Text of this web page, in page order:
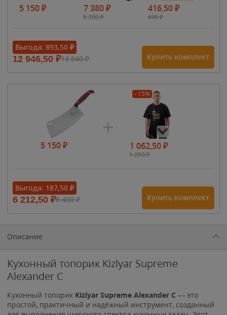
5 150₽ 7 380₽
8 200₽
416,50₽
490₽
Выгода: 893,50 ₽
12 946,50 ₽13 840₽ Купить комплект
5 150₽
- 15%
1 062,50₽
1 250₽
1 615₽
1 900₽1 900₽
Выгода: 187,50 ₽
6 212,50 ₽6 400₽ Купить комплект
Описание
Кухонный топорик Kizlyar Supreme
Alexander C
Кухонный топорик Kizlyar Supreme Alexander C — это
простой, практичный и надёжный инструмент, созданный